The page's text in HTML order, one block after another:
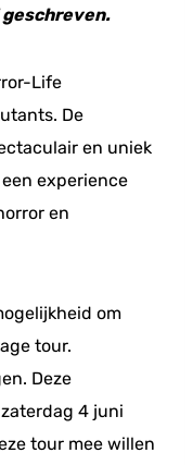
Life
De
en uniek
experience
en
om
tour.
Deze
4 juni
tour mee willen